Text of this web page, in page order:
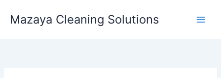
Mazaya Cleaning Solutions